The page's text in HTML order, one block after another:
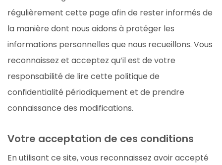
régulièrement cette page afin de rester informés de
la manière dont nous aidons à protéger les
informations personnelles que nous recueillons. Vous
reconnaissez et acceptez qu’il est de votre
responsabilité de lire cette politique de
confidentialité périodiquement et de prendre
connaissance des modifications.
Votre acceptation de ces conditions
En utilisant ce site, vous reconnaissez avoir accepté